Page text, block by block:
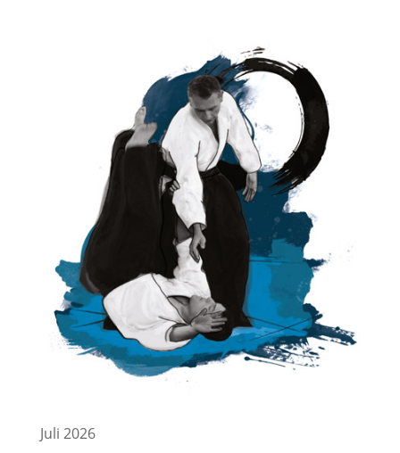
Juli 2026